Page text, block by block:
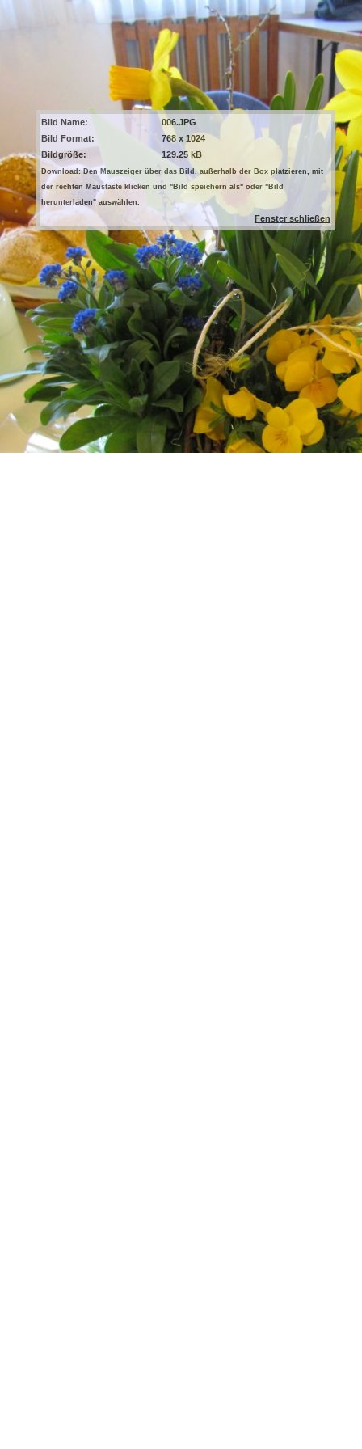
Bild Name:
006.JPG
Bild Format:
768 x 1024
Bildgröße:
129.25 kB
Download: Den Mauszeiger über das Bild, außerhalb der Box platzieren, mit
der rechten Maustaste klicken und "Bild speichern als" oder "Bild
herunterladen" auswählen.
Fenster schließen